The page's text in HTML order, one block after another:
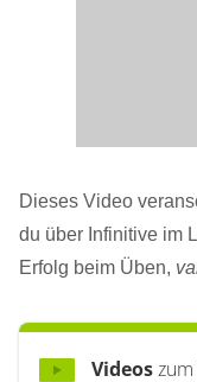
Dieses Video
du über Infinitive im
Erfolg beim Üben,
Videos